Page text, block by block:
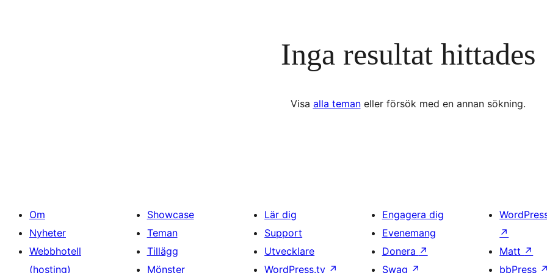
Inga resultat hittades
Visa alla temaneller försök med en annan sökning.
Om
Nyheter
Webbhotell
(hosting)
Showcase
Teman
Tillägg
Mönster
Lär dig
Support
Utvecklare
WordPress.tv ↗
Engagera dig
Evenemang
Donera ↗
Swag ↗
↗
Matt ↗
bbPress ↗